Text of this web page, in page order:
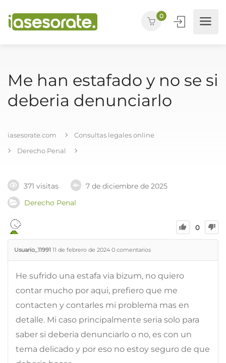
0
Me han estafado y no se si
deberia denunciarlo
iasesorate.com
Consultas legales online
Derecho Penal
371 visitas
7 de diciembre de 2025
Derecho Penal
0
Usuario_11991 11 de febrero de 2024 0 comentarios
He sufrido una estafa via bizum, no quiero
contar mucho por aqui, prefiero que me
contacten y contarles mi problema mas en
detalle. Mi caso principalmente seria solo para
saber si deberia denunciarlo o no, es con un
tema delicado y por eso no estoy seguro de que